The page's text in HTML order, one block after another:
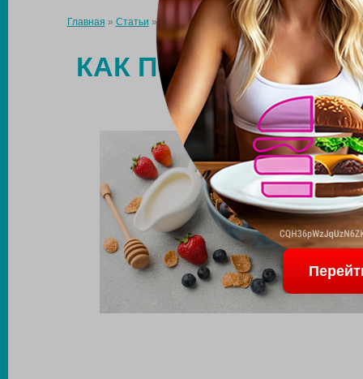
Главная » Статьи »Как помогают препараты с псиллиумом
КАК ПОМОГАЮТ
ПРИ